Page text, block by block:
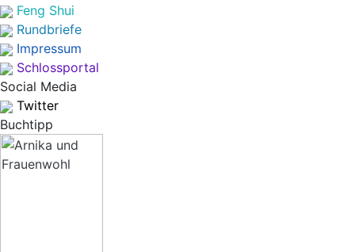
Feng Shui
Rundbriefe
Impressum
Schlossportal
Social Media
Twitter
Buchtipp